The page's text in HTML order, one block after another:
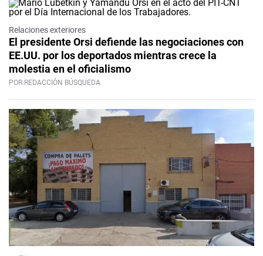
Relaciones exteriores
El presidente Orsi defiende las negociaciones con
EE.UU. por los deportados mientras crece la
molestia en el oficialismo
POR REDACCIÓN BÚSQUEDA